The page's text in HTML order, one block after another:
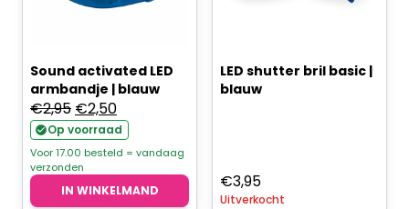
Sound activated LED
armbandje | blauw
€2,95 Oorspronkelijke
prijs
was:
€2,95.
€2,50Huidige
prijs
is:
€2,50.
Op voorraad
Voor 17.00 besteld = vandaag
verzonden
IN WINKELMAND
LED shutter bril basic |
blauw
€3,95
Uitverkocht